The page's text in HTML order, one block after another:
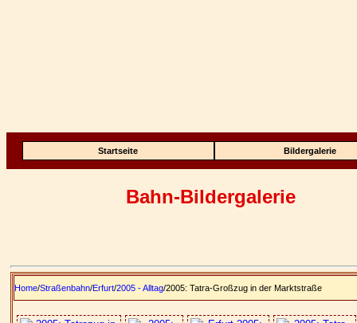
Startseite Bildergalerie
Bahn-Bildergalerie
Home/Straßenbahn/Erfurt/2005 - Alltag/2005: Tatra-Großzug in der Marktstraße